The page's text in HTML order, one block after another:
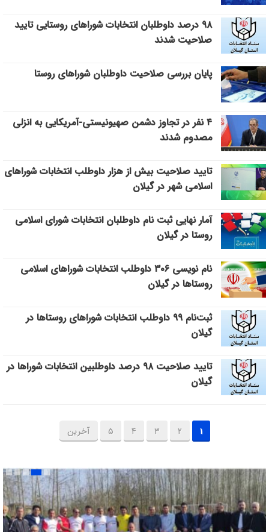
۹۸ درصد داوطلبان انتخابات شوراهای روستایی تایید
صلاحیت شدند
پایان بررسی صلاحیت داوطلبان شورا‌های روستا
۴ نفر در تجاوز دشمن صهیونیستی-آمریکایی به انزلی
مصدوم شدند
تایید صلاحیت بیش از هزار داوطلب انتخابات شورا‌های
اسلامی شهر در گیلان
آمار نهایی ثبت نام داوطلبان انتخابات شورای اسلامی
روستا در گیلان
نام نویسی ۳۰۶ داوطلب انتخابات شورا‌های اسلامی
روستا‌ها در گیلان
ثبت‌نام ۹۹ داوطلب انتخابات شوراهای روستاها در
گیلان
تایید صلاحیت ۹۸ درصد داوطلبین انتخابات شوراها در
گیلان
۱ ۲ ۳ ۴ ۵ آخرین